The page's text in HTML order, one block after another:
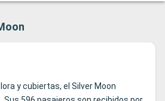
y cubiertas, el Silver Moon